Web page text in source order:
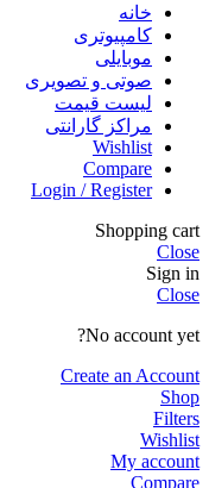
خانه
کامپیوتری
موبایلی
صوتی و تصویری
لیست قیمت
مراکز گارانتی
Wishlist
Compare
Login / Register
Shopping cart
Close
Sign in
Close
No account yet?
Create an Account
Shop
Filters
Wishlist
My account
Compare